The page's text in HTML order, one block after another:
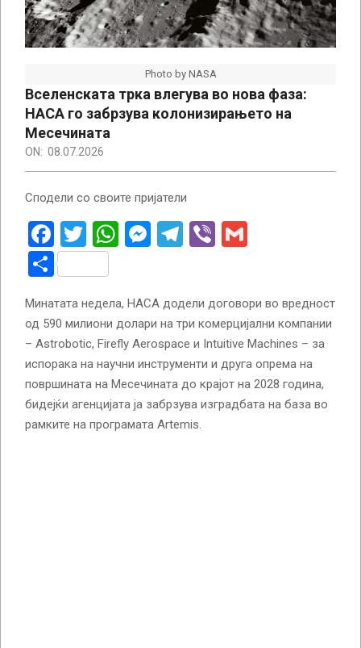
Photo by NASA
Вселенската трка влегува во нова фаза:
НАСА го забрзува колонизирањето на
Месечината
ON: 08.07.2026
Сподели со своите пријатели
Facebook
Twitter
WhatsApp
Messenger
Telegram
Viber
Share
Минатата недела, НАСА додели договори во вредност
од 590 милиони долари на три комерцијални компании
– Astrobotic, Firefly Aerospace и Intuitive Machines – за
испорака на научни инструменти и друга опрема на
површината на Месечината до крајот на 2028 година,
бидејќи агенцијата ја забрзува изградбата на база во
рамките на програмата Artemis.